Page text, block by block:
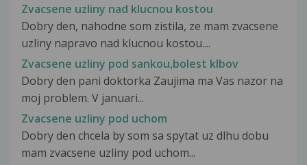
Zvacsene uzliny nad klucnou kostou
Dobry den, nahodne som zistila, ze mam zvacsene
uzliny napravo nad klucnou kostou....
Zvacsene uzliny pod sankou,bolest klbov
Dobry den pani doktorka Zaujima ma Vas nazor na
moj problem. V januari...
Zvacsene uzliny pod uchom
Dobry den chcela by som sa spytat uz dlhu dobu
mam zvacsene uzliny pod uchom...